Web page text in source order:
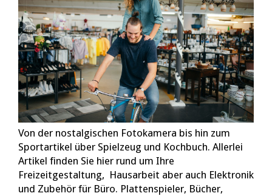
Von der nostalgischen Fotokamera bis hin zum
Sportartikel über Spielzeug und Kochbuch. Allerlei
Artikel finden Sie hier rund um Ihre
Freizeitgestaltung, Hausarbeit aber auch Elektronik
und Zubehör für Büro. Plattenspieler, Bücher,